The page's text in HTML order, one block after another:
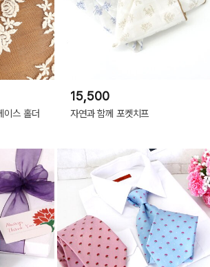
이스 홀더
15,500
자연과 함께 포켓치프